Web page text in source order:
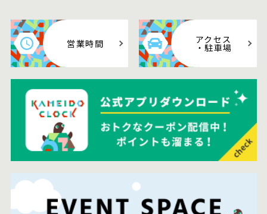
営業時間 アクセス
・駐車場